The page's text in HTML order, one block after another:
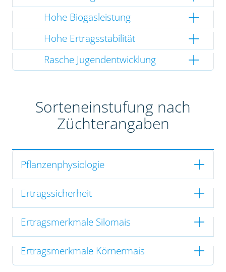
Hohe Biogasleistung
Hohe Ertragsstabilität
Rasche Jugendentwicklung
Sorteneinstufung nach
Züchterangaben
Pflanzenphysiologie
Ertragssicherheit
Ertragsmerkmale Silomais
Ertragsmerkmale Körnermais